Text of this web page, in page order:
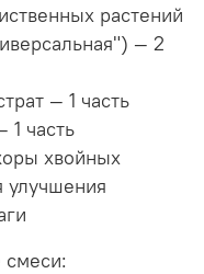
растений
— 2
— 1 часть
1 часть
хвойных
улучшения
смеси: